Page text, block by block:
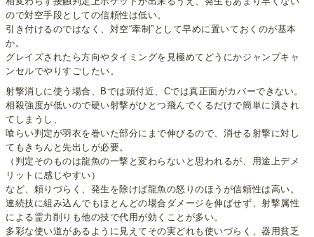
ので対空手段としての信頼性は低い。
引き付けるのではなく、対空“牽制”として早めに置いておくのが基本
か。
グレイズされたら方向やタイミングを見極めてどうにかジャンプキャ
ンセルでやりすごしたい。
射撃消しに使う場合、Bでは頭付近、Cでは真正面がカバーできない。
相殺強度が低いので硬い射撃がひとつ飛んでくるだけで簡単に潰され
てしまうし、
喰らい判定が羽衣を巻いた部分にまで伸びるので、消せる射撃に対し
てもきちんと先出しが必要。
（判定そのものは龍魚の一撃と変わらないと思われるが、用途上デメ
リットに感じやすい）
など、頼りづらく、発生を除けば龍魚の怒りのほうが信頼性は高い。
連続技に組み込んでもほとんどの場合ダメージを伸ばせず、射撃属性
による霊力削りも他の技で代用が効くことが多い。
多彩な使い道があるように見えてその実どれも使いづらく、器用貧乏